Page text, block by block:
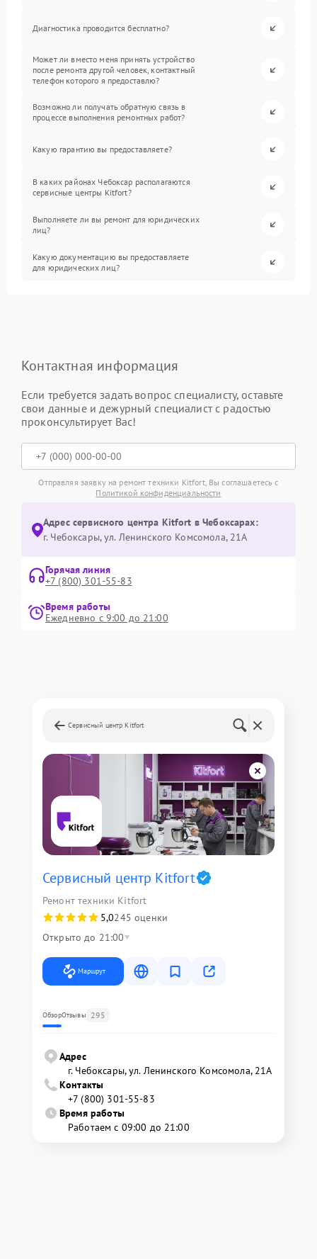
Диагностика проводится бесплатно?
Может ли вместо меня принять устройство
после ремонта другой человек, контактный
телефон которого я предоставлю?
Возможно ли получать обратную связь в
процессе выполнения ремонтных работ?
Какую гарантию вы предоставляете?
В каких районах Чебоксар располагаются
сервисные центры Kitfort?
Выполняете ли вы ремонт для юридических
лиц?
Какую документацию вы предоставляете
для юридических лиц?
Контактная информация
Если требуется задать вопрос специалисту, оставьте
свои данные и дежурный специалист с радостью
проконсультирует Вас!
Отправляя заявку на ремонт техники Kitfort, Вы соглашаетесь с
Политикой конфиденциальности
Адрес сервисного центра Kitfort в Чебоксарах:
г. Чебоксары, ул. Ленинского Комсомола, 21А
Горячая линия
+7 (800) 301-55-83
Время работы
Ежедневно с 9:00 до 21:00
Сервисный центр Kitfort
Сервисный центр Kitfort
Ремонт техники Kitfort
5,0245 оценки
Открыто до 21:00
Маршрут
ОбзорОтзывы 295
Адрес
г. Чебоксары, ул. Ленинского Комсомола, 21А
Контакты
+7 (800) 301-55-83
Время работы
Работаем с 09:00 до 21:00